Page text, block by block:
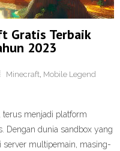
Gratis Terbaik
2023
Minecraft Mobile Legend
terus menjadi platform
Dengan dunia sandbox yang
server multipemain, masing-